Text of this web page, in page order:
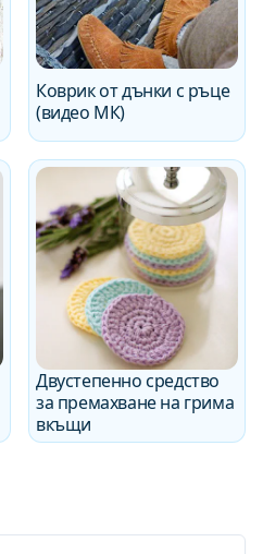
Коврик от дънки с ръце
(видео МК)
Двустепенно средство
за премахване на грима
вкъщи